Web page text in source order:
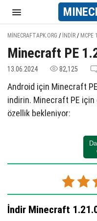
MINECRAFTAPK.ORG / İNDIR / MCPE
Minecraft PE
13.06.2024 82,125
Android için Minecraft
indirin. Minecraft PE
özellik bekleniyor:
Deneysel Odalar:
Deneysel Çıkartıcı:
özel bir çıkartıcı
Deneysel Anahtar:
yeni bir öğe.
İndir Minecraft